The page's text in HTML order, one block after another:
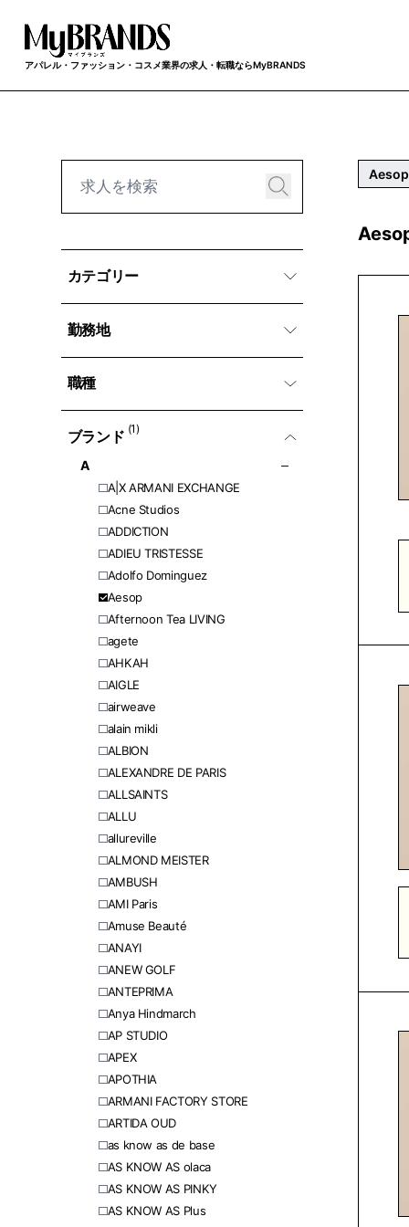
アパレル・ファッション・コスメ業界の求人・転職ならMyBRANDS
カテゴリー
勤務地
職種
ブランド (1)
A
A|X ARMANI EXCHANGE
Acne Studios
ADDICTION
ADIEU TRISTESSE
Adolfo Dominguez
Aesop
Afternoon Tea LIVING
agete
AHKAH
AIGLE
airweave
alain mikli
ALBION
ALEXANDRE DE PARIS
ALLSAINTS
ALLU
allureville
ALMOND MEISTER
AMBUSH
AMI Paris
Amuse Beauté
ANAYI
ANEW GOLF
ANTEPRIMA
Anya Hindmarch
AP STUDIO
APEX
APOTHIA
ARMANI FACTORY STORE
ARTIDA OUD
as know as de base
AS KNOW AS olaca
AS KNOW AS PINKY
AS KNOW AS Plus
Aesop